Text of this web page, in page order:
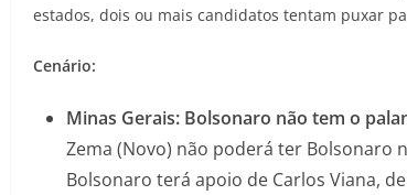
estados, dois ou mais candidatos tentam puxar
Cenário:
Minas Gerais: Bolsonaro não tem o
Zema (Novo) não poderá ter Bolsonaro
Bolsonaro terá apoio de Carlos Viana,